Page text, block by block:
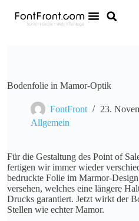
Bodenfolie in Mamor-Optik
FontFront
23.
Allgemein
Für die Gestaltung des Point of
fertigen wir immer wieder
bedruckte Folie im Marmor-
versehen, welches eine längere
Drucks garantiert. Jetzt wirkt der
Stellen wie echter Mamor.